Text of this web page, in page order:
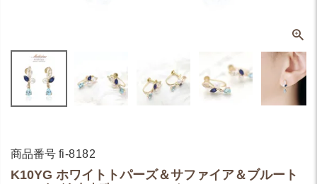
商品番号 fi-8182
K10YG ホワイトトパーズ＆サファイア＆ブルート